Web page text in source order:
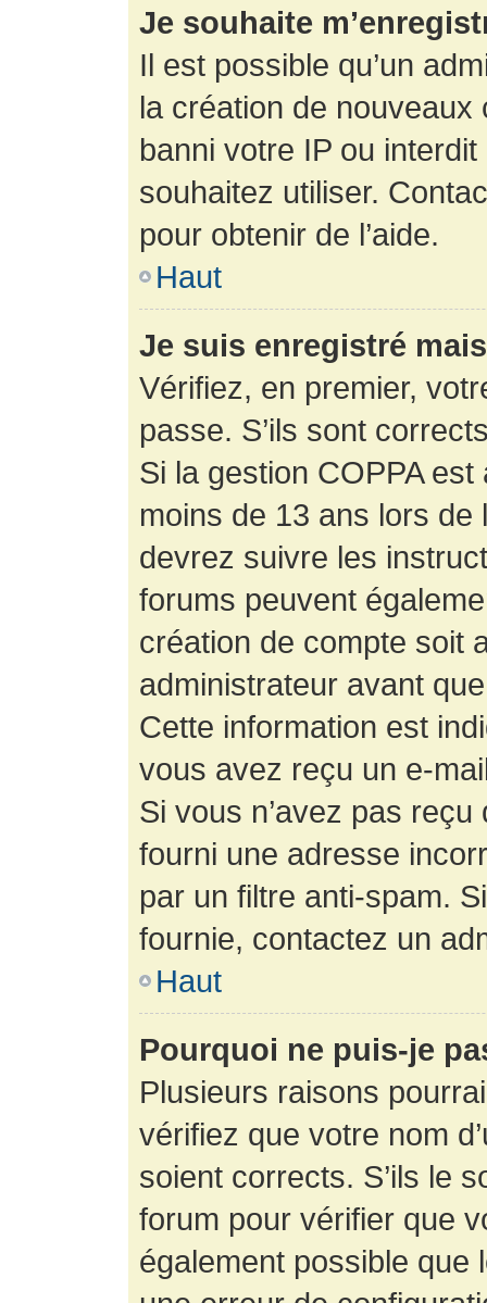
Je souhaite
Il est possible qu’un
la création de
banni votre IP ou
souhaitez utiliser.
pour obtenir de l’aide.
Haut
Je suis enregistré
Vérifiez, en premier,
passe. S’ils sont
Si la gestion COPPA
moins de 13 ans lors de
devrez suivre les
forums peuvent
création de compte soit
administrateur avant
Cette information est
vous avez reçu un e-
Si vous n’avez pas
fourni une adresse
par un filtre anti-spam.
fournie, contactez un
Haut
Pourquoi ne puis-je
Plusieurs raisons
vérifiez que votre nom
soient corrects. S’ils le
forum pour vérifier que
également possible que